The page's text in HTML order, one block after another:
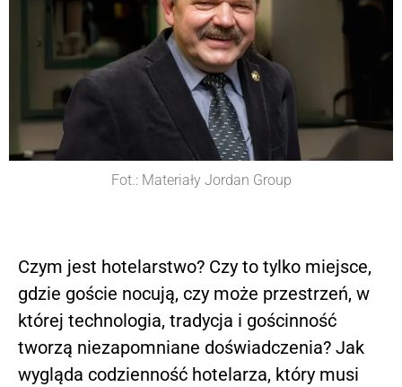
Fot.: Materiały Jordan Group
Czym jest hotelarstwo? Czy to tylko miejsce,
gdzie goście nocują, czy może przestrzeń, w
której technologia, tradycja i gościnność
tworzą niezapomniane doświadczenia? Jak
wygląda codzienność hotelarza, który musi